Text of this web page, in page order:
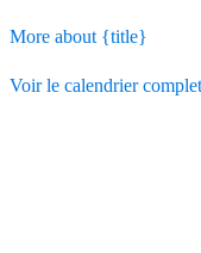
More about {title}
Voir le calendrier complet